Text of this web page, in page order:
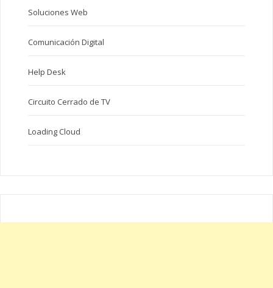
Soluciones Web
Comunicación Digital
Help Desk
Circuito Cerrado de TV
Loading Cloud